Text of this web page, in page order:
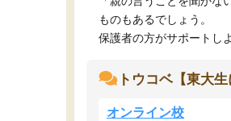
ものもあるでしょう。
保護者の方がサポートし
トウコベ【東大
オンライン校